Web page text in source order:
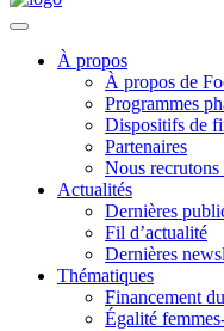
À propos
À propos de
Programmes
Dispositifs de
Partenaires
Nous recrutons
Actualités
Dernières
Fil d’actualité
Dernières
Thématiques
Financement
Égalité